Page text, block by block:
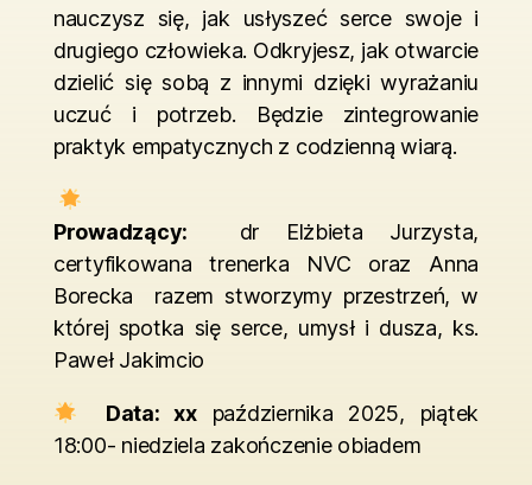
nauczysz się, jak usłyszeć serce swoje i
drugiego człowieka. Odkryjesz, jak otwarcie
dzielić się sobą z innymi dzięki wyrażaniu
uczuć i potrzeb. Będzie zintegrowanie
praktyk empatycznych z codzienną wiarą.
Prowadzący: dr Elżbieta Jurzysta,
certyfikowana trenerka NVC oraz Anna
Borecka razem stworzymy przestrzeń, w
której spotka się serce, umysł i dusza, ks.
Paweł Jakimcio
Data: xxpaździernika 2025, piątek
18:00- niedziela zakończenie obiadem